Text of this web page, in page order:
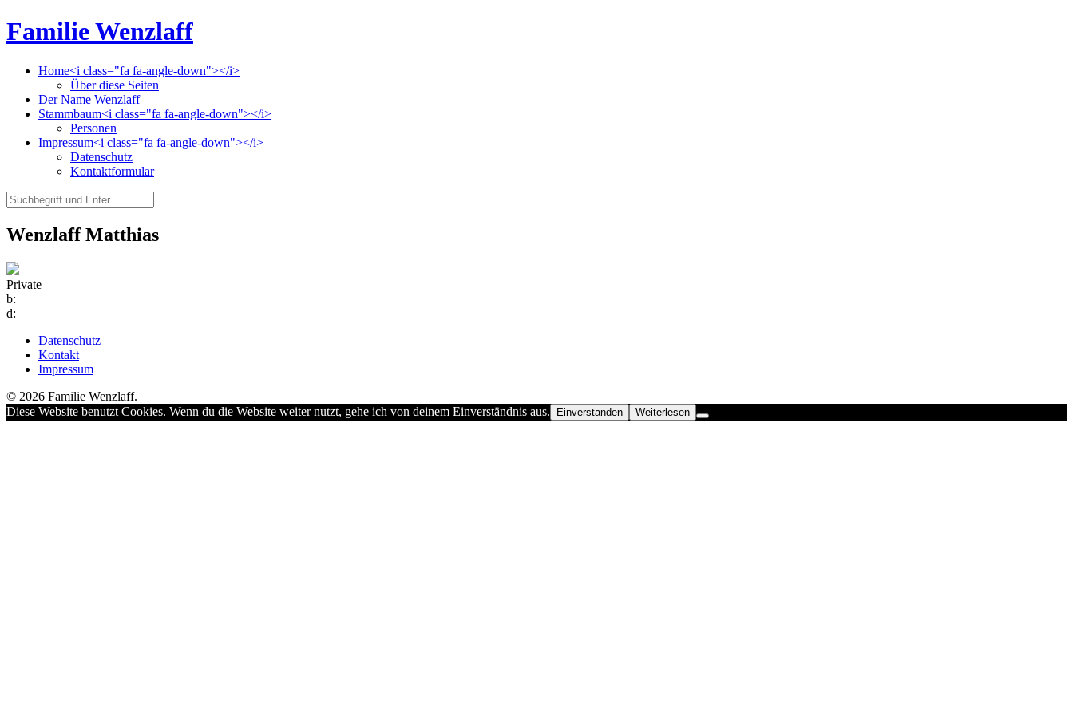
Familie Wenzlaff
Home<i class="fa fa-angle-down"></i>
Über diese Seiten
Der Name Wenzlaff
Stammbaum<i class="fa fa-angle-down"></i>
Personen
Impressum<i class="fa fa-angle-down"></i>
Datenschutz
Kontaktformular
Wenzlaff Matthias
Private
b:
d:
Datenschutz
Kontakt
Impressum
© 2026 Familie Wenzlaff.
Diese Website benutzt Cookies. Wenn du die Website weiter nutzt, gehe ich von deinem Einverständnis aus.
Einverstanden Weiterlesen